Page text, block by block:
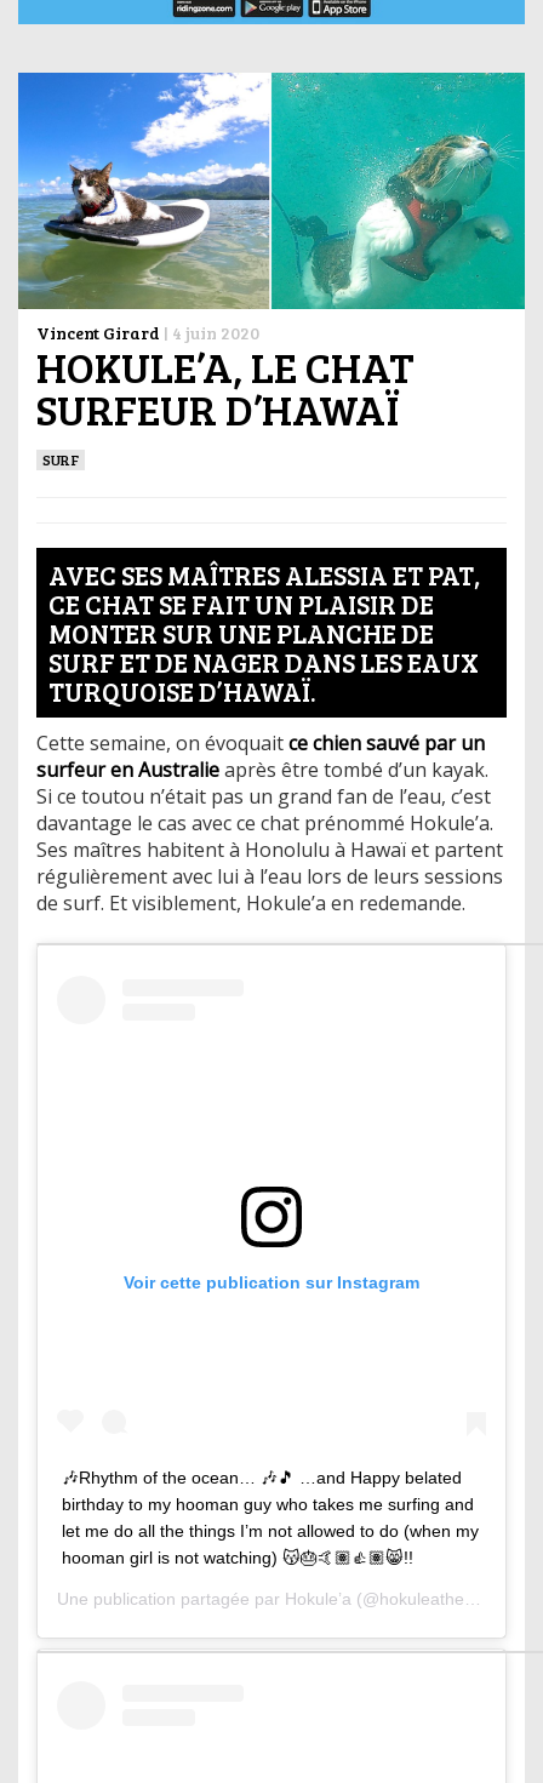
Vincent Girard | 4 juin 2020
HOKULE’A, LE CHAT
SURFEUR D’HAWAÏ
SURF
AVEC SES MAÎTRES ALESSIA ET PAT,
CE CHAT SE FAIT UN PLAISIR DE
MONTER SUR UNE PLANCHE DE
SURF ET DE NAGER DANS LES EAUX
TURQUOISE D’HAWAÏ.
Cette semaine, on évoquaitce chien sauvé par un
surfeur en Australieaprès être tombé d’un kayak.
Si ce toutou n’était pas un grand fan de l’eau, c’est
davantage le cas avec ce chat prénommé Hokule’a.
Ses maîtres habitent à Honolulu à Hawaï et partent
régulièrement avec lui à l’eau lors de leurs sessions
de surf. Et visiblement, Hokule’a en redemande.
Voir cette publication sur Instagram
🎶Rhythm of the ocean… 🎶🎵 …and Happy belated
birthday to my hooman guy who takes me surfing and
let me do all the things I’m not allowed to do (when my
hooman girl is not watching) 😽🎂🤙🏽👍🏽😸!!
Une publication partagée par Hokule’a (@hokuleathesurfingcat) le